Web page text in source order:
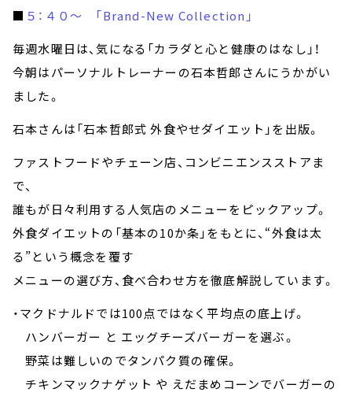
■ ５：４０～ 「Brand-New Collection」
毎週水曜日は、気になる「カラダと心と健康のはなし」！
今朝はパーソナルトレーナーの石本哲郎さんにうかがい
ました。
石本さんは「石本哲郎式 外食やせダイエット」を出版。
ファストフードやチェーン店、コンビニエンスストアま
で、
誰もが日々利用する人気店のメニューをピックアップ。
外食ダイエットの「基本の10か条」をもとに、“外食は太
る”という概念を覆す
メニューの選び方、食べ合わせ方を徹底解説しています。
・マクドナルドでは100点ではなく平均点の底上げ。
ハンバーガー と エッグチーズバーガーを選ぶ。
野菜は難しいのでタンパク質の確保。
チキンマックナゲット や えだまめコーンでバーガーの